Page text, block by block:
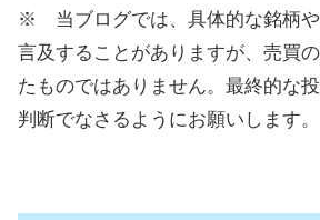
※ 当ブログでは、具体的な銘柄や
言及することがありますが、売買
たものではありません。最終的な
判断でなさるようにお願いします。